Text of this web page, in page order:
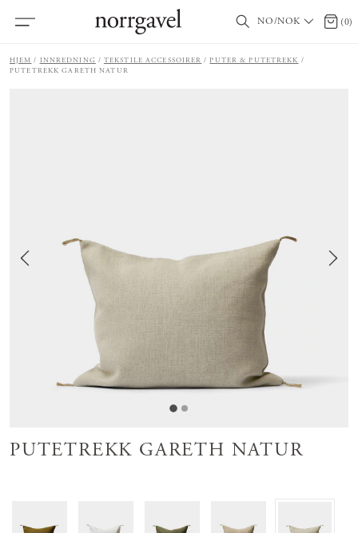
NO/NOK 0 (0)
HJEM INNREDNING TEKSTILE ACCESSOIRER
PUTER & PUTETREKK
PUTETREKK GARETH NATUR
PUTETREKK GARETH NATUR